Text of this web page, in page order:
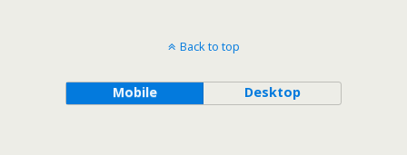
Back to top
Mobile Desktop